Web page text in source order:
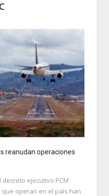
reanudan operaciones
ejecutivo PCM
operan en el país han